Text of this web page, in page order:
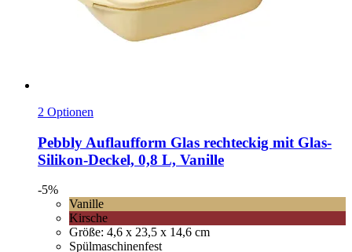
2 Optionen
Pebbly Auflaufform Glas rechteckig mit Glas-​
Silikon-​Deckel, 0,8 L, Vanille
-5%
Vanille
Kirsche
Größe: 4,6 x 23,5 x 14,6 cm
Spülmaschinenfest